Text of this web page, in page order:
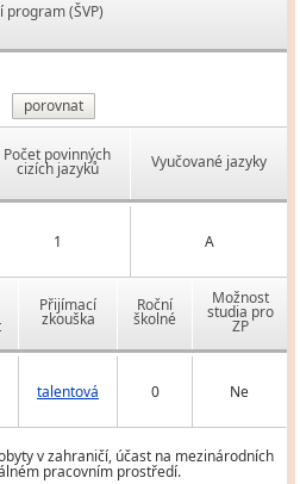
(ŠVP)
porovnat
Počet povinných
cizích jazyků Vyučované jazyky
1 A
Přijímací
zkouška
Roční
školné
Možnost
studia pro
ZP
talentová 0 Ne
v zahraničí, účast na mezinárodních
pracovním prostředí.